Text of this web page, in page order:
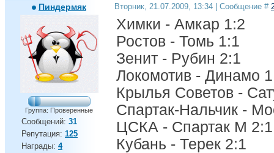
Пиндермяк
Группа: Проверенные
Сообщений: 31
Репутация: 125
Награды: 4
Вторник, 21.07.2009, 13:34 | Сообщение #
Химки - Амкар 1:2
Ростов - Томь 1:1
Зенит - Рубин 2:1
Локомотив - Динамо
Крылья Советов -
Спартак-Нальчик -
ЦСКА - Спартак М 2:1
Кубань - Терек 2:1